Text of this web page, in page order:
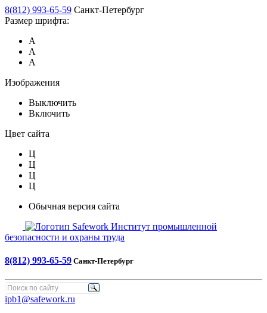
8(812) 993-65-59 Санкт-Петербург
Размер шрифта:
А
А
А
Изображения
Выключить
Включить
Цвет сайта
Ц
Ц
Ц
Ц
Обычная версия сайта
Safework Институт промышленной
безопасности и охраны труда
8(812) 993-65-59 Санкт-Петербург
ipb1@safework.ru